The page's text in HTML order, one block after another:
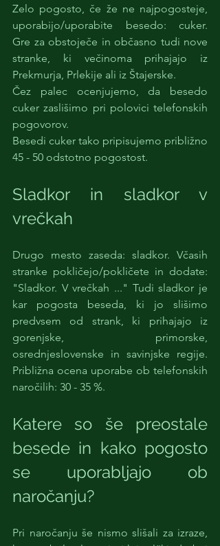
Zelo pogosto, če že ne najpogosteje,
uporabijo/uporabite besedo: cuker.
Gre za obstoječe in občasno tudi nove
stranke, ki večinoma prihajajo iz
Prekmurja, Prlekije ali iz Štajerske.
Čez palec ocenjujemo, da besedo
cuker zaslišimo pri polovici telefonskih
pogovorov.
Besedi cuker tako pripisujemo približno
45 - 50 odstotno pogostost.
Sladkor in sladkor v
vrečkah
Drugo mesto zaseda: sladkor. Včasih
stranke pokličejo/pokličete in dodate:
"Sladkor. V vrečkah ..." Tudi sladkor je
kar pogosta beseda, ki jo slišimo
predvsem od strank, ki prihajajo iz
gorenjske, primorske,
osrednjeslovenske in savinjske regije.
Približna ocena uporabe ob telefonskih
naročilih: 30 - 35 %.
Katere so še preostale
besede in kako pogosto
se uporabljajo ob
naročanju?
Pri naročanju še nismo slišali za izraze,